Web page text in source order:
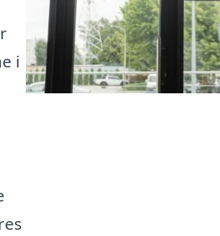
i